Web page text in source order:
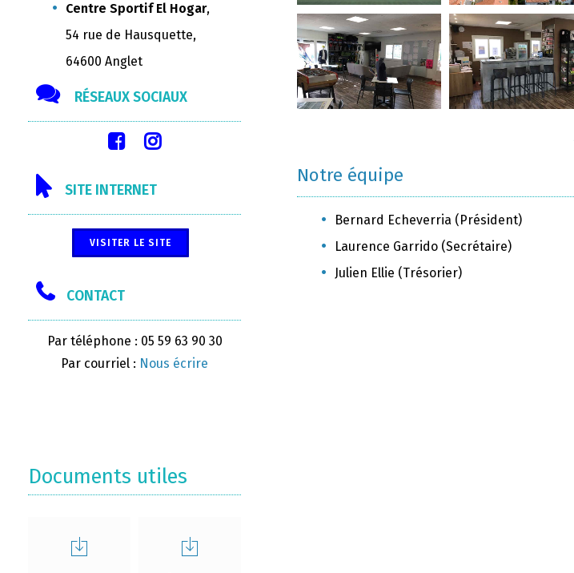
Centre Sportif El Hogar,
54 rue de Hausquette,
64600 Anglet
RÉSEAUX SOCIAUX
SITE INTERNET
VISITER LE SITE
CONTACT
Par téléphone : 05 59 63 90 30
Par courriel : Nous écrire
Documents utiles
Notre équipe
Bernard Echeverria (Président)
Laurence Garrido (Secrétaire)
Julien Ellie (Trésorier)